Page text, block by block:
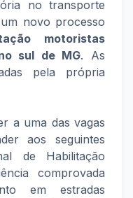
no transporte
novo processo
motoristas
sul de MG. As
pela própria
a uma das vagas
aos seguintes
de Habilitação
comprovada
em estradas